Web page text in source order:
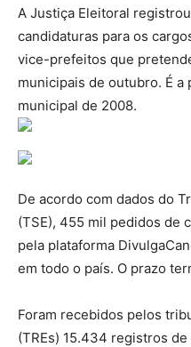
A Justiça Eleitoral
candidaturas para os
vice-prefeitos que
municipais de outubro. É
municipal de 2008.
De acordo com dados do
(TSE), 455 mil pedidos de
pela plataforma
em todo o país. O prazo
Foram recebidos pelos
(TREs) 15.434 registros